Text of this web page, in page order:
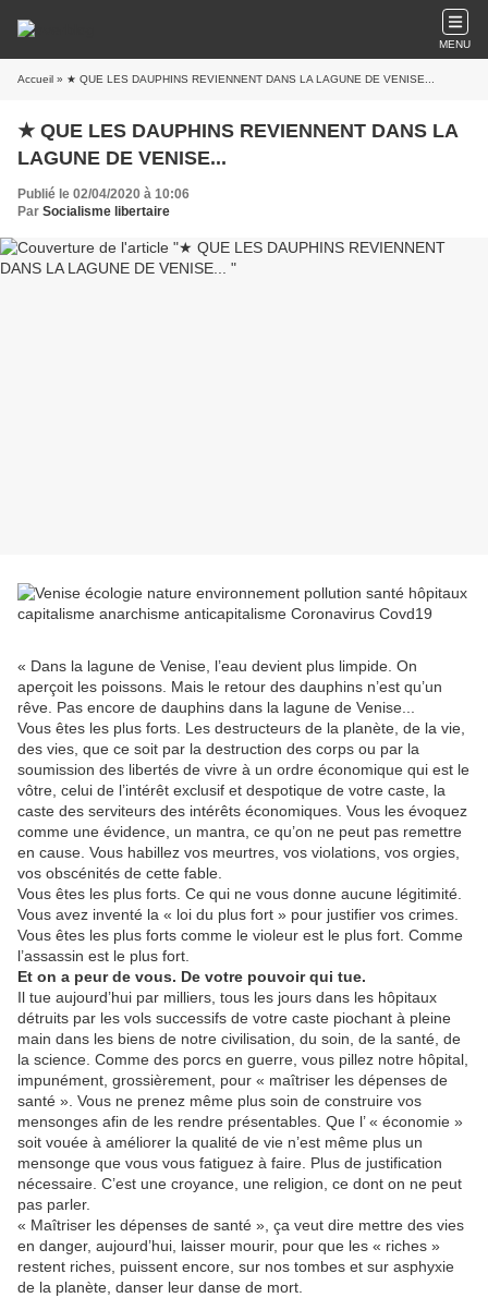
MENU
Accueil » ★ QUE LES DAUPHINS REVIENNENT DANS LA LAGUNE DE VENISE...
★ QUE LES DAUPHINS REVIENNENT DANS LA
LAGUNE DE VENISE...
Publié le 02/04/2020 à 10:06
Par Socialisme libertaire
« Dans la lagune de Venise, l’eau devient plus limpide. On
aperçoit les poissons. Mais le retour des dauphins n’est qu’un
rêve. Pas encore de dauphins dans la lagune de Venise...
Vous êtes les plus forts. Les destructeurs de la planète, de la vie,
des vies, que ce soit par la destruction des corps ou par la
soumission des libertés de vivre à un ordre économique qui est le
vôtre, celui de l’intérêt exclusif et despotique de votre caste, la
caste des serviteurs des intérêts économiques. Vous les évoquez
comme une évidence, un mantra, ce qu’on ne peut pas remettre
en cause. Vous habillez vos meurtres, vos violations, vos orgies,
vos obscénités de cette fable.
Vous êtes les plus forts. Ce qui ne vous donne aucune légitimité.
Vous avez inventé la « loi du plus fort » pour justifier vos crimes.
Vous êtes les plus forts comme le violeur est le plus fort. Comme
l’assassin est le plus fort.
Et on a peur de vous. De votre pouvoir qui tue.
Il tue aujourd’hui par milliers, tous les jours dans les hôpitaux
détruits par les vols successifs de votre caste piochant à pleine
main dans les biens de notre civilisation, du soin, de la santé, de
la science. Comme des porcs en guerre, vous pillez notre hôpital,
impunément, grossièrement, pour « maîtriser les dépenses de
santé ». Vous ne prenez même plus soin de construire vos
mensonges afin de les rendre présentables. Que l’ « économie »
soit vouée à améliorer la qualité de vie n’est même plus un
mensonge que vous vous fatiguez à faire. Plus de justification
nécessaire. C’est une croyance, une religion, ce dont on ne peut
pas parler.
« Maîtriser les dépenses de santé », ça veut dire mettre des vies
en danger, aujourd’hui, laisser mourir, pour que les « riches »
restent riches, puissent encore, sur nos tombes et sur asphyxie
de la planète, danser leur danse de mort.